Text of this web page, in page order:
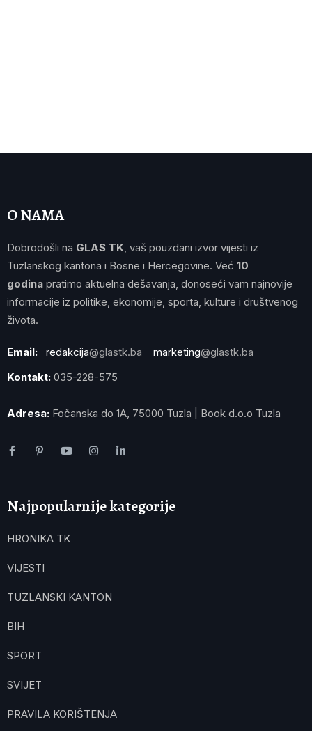
O NAMA
Dobrodošli na GLAS TK , vaš pouzdani izvor vijesti iz
Tuzlanskog kantona i Bosne i Hercegovine. Već 10
godina pratimo aktuelna dešavanja, donoseći vam najnovije
informacije iz politike, ekonomije, sporta, kulture i društvenog
života.
Email: redakcija@glastk.ba marketing@glastk.ba
Kontakt: 035-228-575
Adresa: Fočanska do 1A, 75000 Tuzla | Book d.o.o Tuzla
Najpopularnije kategorije
HRONIKA TK
VIJESTI
TUZLANSKI KANTON
BIH
SPORT
SVIJET
PRAVILA KORIŠTENJA